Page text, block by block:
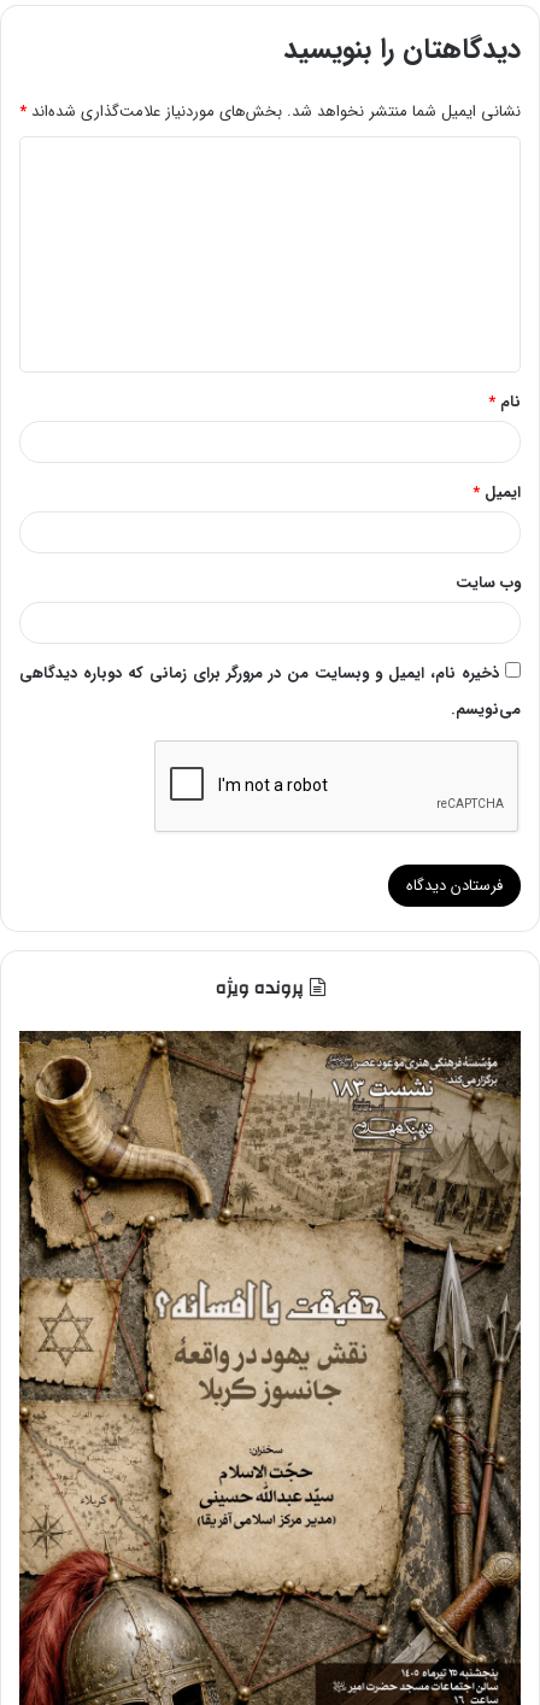
دیدگاهتان را بنویسید
نشانی ایمیل شما منتشر نخواهد شد. بخش‌های موردنیاز علامت‌گذاری شده‌اند *
*
نام *
ایمیل *
وب‌ سایت
ذخیره نام، ایمیل و وبسایت من در مرورگر برای زمانی که دوباره دیدگاهی
می‌نویسم.
پرونده ویژه